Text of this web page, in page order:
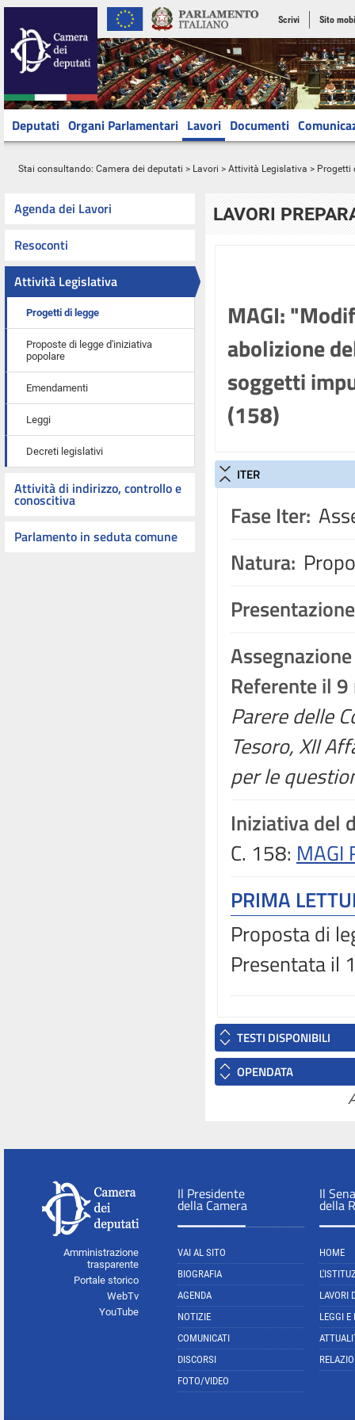
Scrivi Sito
Deputati Organi Parlamentari Lavori Documenti
Stai consultando: Camera dei deputati > Lavori > Attività Legislativa > Progetti
Agenda dei Lavori
Resoconti
Attività Legislativa
Progetti di legge
Proposte di legge d'iniziativa
popolare
Emendamenti
Leggi
Decreti legislativi
Attività di indirizzo, controllo e
conoscitiva
Parlamento in seduta comune
LAVORI
MAGI:
abolizione
soggetti
(158)
ITER
Fase Iter:
Natura:
Assegnazione
Referente il
Parere delle
Tesoro, XII
per le
Iniziativa del
C. 158: MAGI
PRIMA
Proposta di
Presentata il
TESTI DISPONIBILI
OPENDATA
Amministrazione
trasparente
Portale storico
WebTv
YouTube
Il Presidente
della Camera
VAI AL SITO
BIOGRAFIA
AGENDA
NOTIZIE
COMUNICATI
DISCORSI
FOTO/VIDEO
Il
della
HOME
LAVORI
LEGGI E